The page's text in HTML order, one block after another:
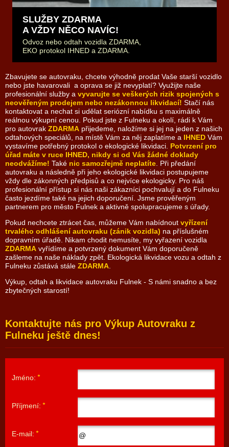
SLUŽBY ZDARMA
A VŽDY NĚCO NAVÍC!
Odvoz nebo odtah vozidla ZDARMA,
EKO protokol IHNED a ZDARMA.
Zbavujete se autovraku, chcete výhodně prodat Vaše starší vozidlo
nebo jste havarovali a oprava se již nevyplatí? Využijte naše
profesionální služby a vyvarujte se veškerých rizik spojených s
neověřeným prodejem nebo nezákonnou likvidací! Stačí nás
kontaktovat a nechat si udělat seriózní nabídku s maximálně
reálnou výkupní cenou. Pokud jste z Fulneku a okolí, rádi k Vám
pro autovrak ZDARMA přijedeme, naložíme si jej na jeden z našich
odtahových speciálů, na místě Vám za něj zaplatíme a IHNED Vám
vystavíme potřebný protokol o ekologické likvidaci. Potvrzení pro
úřad máte v ruce IHNED, nikdy si od Vás žádné doklady
neodvážíme! Také nic samozřejmě neplatíte . Při předání
autovraku a následně při jeho ekologické likvidaci postupujeme
vždy dle zákonných předpisů a co nejvíce ekologicky. Pro náš
profesionální přístup si nás naši zákazníci pochvalují a do Fulneku
často jezdíme také na jejich doporučení. Jsme prověřeným
partnerem pro město Fulnek a aktivně spolupracujeme s úřady.
Pokud nechcete ztrácet čas, můžeme Vám nabídnout vyřízení
trvalého odhlášení autovraku (zánik vozidla) na příslušném
dopravním úřadě. Nikam chodit nemusíte, my vyřazení vozidla
ZDARMA vyřídíme a potvrzený dokument Vám doporučeně
zašleme na naše náklady zpět. Ekologická likvidace vozu a odtah z
Fulneku zůstává stále ZDARMA
Výkup, odtah a likvidace autovraku Fulnek - S námi snadno a bez
zbytečných starostí!
Kontaktujte nás pro Výkup Autovraku z
Fulneku ještě dnes!
Jméno:
Příjmení:
E-mail: